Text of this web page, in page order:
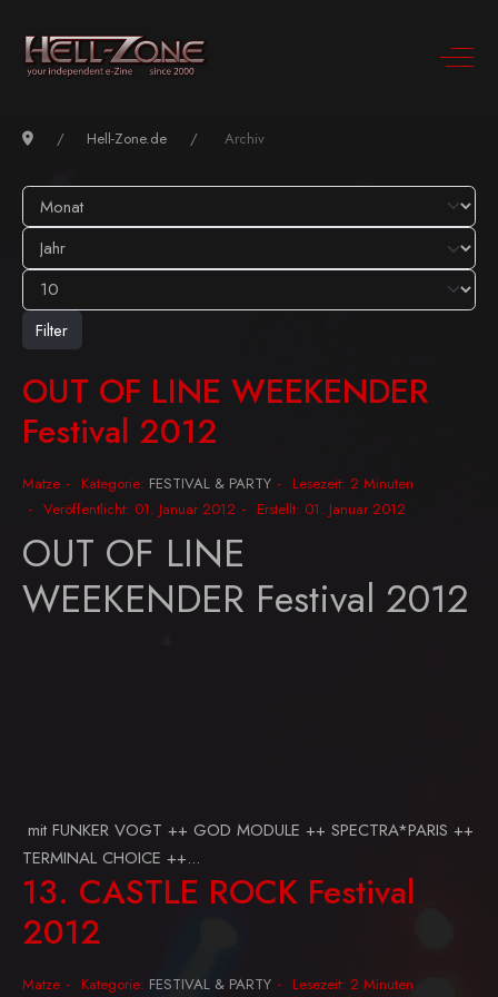
Hell-Zone.de Archiv
Filter
OUT OF LINE WEEKENDER
Festival 2012
Matze Kategorie: FESTIVAL & PARTY
Lesezeit: 2 Minuten
Veröffentlicht: 01. Januar 2012
Erstellt: 01. Januar 2012
OUT OF LINE
WEEKENDER Festival 2012
mit FUNKER VOGT ++ GOD MODULE ++ SPECTRA*PARIS ++
TERMINAL CHOICE ++...
13. CASTLE ROCK Festival
2012
Matze Kategorie: FESTIVAL & PARTY Lesezeit: 2 Minuten